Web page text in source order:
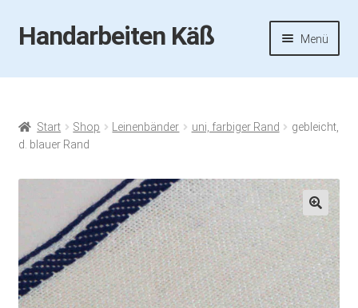
Zur
Navigation
Zum
Inhalt
Handarbeiten Käß Menü
Startseite
Aktuelles
Handarbeiten-Käß-Shop
Kasse
Start Shop Leinenbänder uni, farbiger Rand
gebleicht,
d. blauer Rand
🔍